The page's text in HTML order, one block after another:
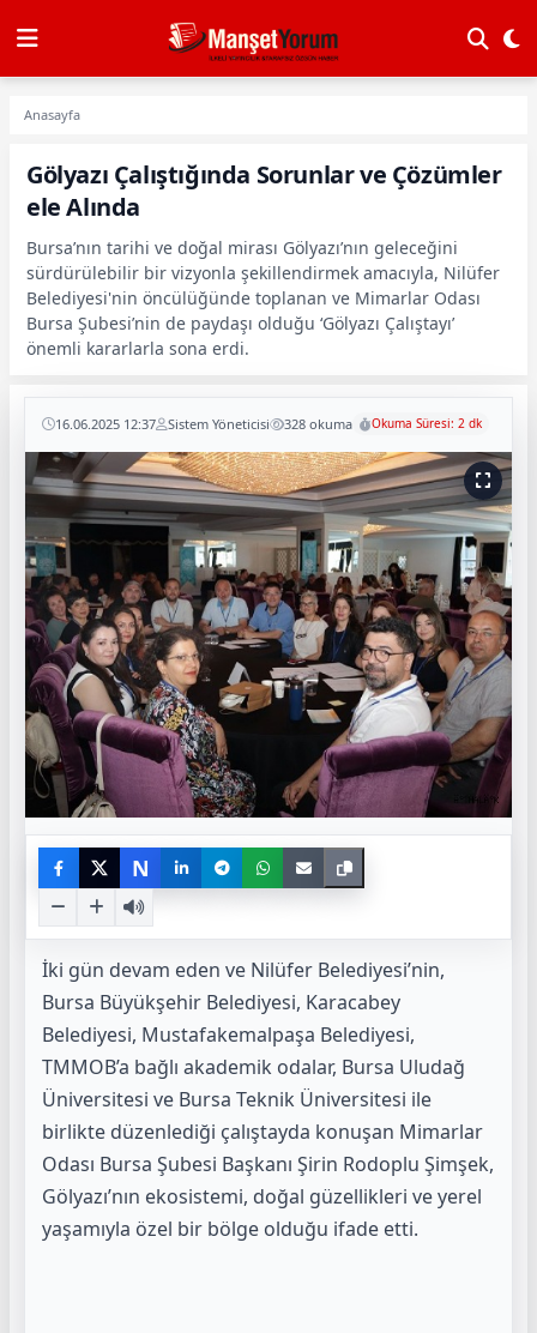
Anasayfa
Gölyazı Çalıştığında Sorunlar ve Çözümler
ele Alında
Bursa’nın tarihi ve doğal mirası Gölyazı’nın geleceğini
sürdürülebilir bir vizyonla şekillendirmek amacıyla, Nilüfer
Belediyesi'nin öncülüğünde toplanan ve Mimarlar Odası
Bursa Şubesi’nin de paydaşı olduğu ‘Gölyazı Çalıştayı’
önemli kararlarla sona erdi.
16.06.2025 12:37 Sistem Yöneticisi 328 okuma Okuma Süresi: 2 dk
N
İki gün devam eden ve Nilüfer Belediyesi’nin,
Bursa Büyükşehir Belediyesi, Karacabey
Belediyesi, Mustafakemalpaşa Belediyesi,
TMMOB’a bağlı akademik odalar, Bursa Uludağ
Üniversitesi ve Bursa Teknik Üniversitesi ile
birlikte düzenlediği çalıştayda konuşan Mimarlar
Odası Bursa Şubesi Başkanı Şirin Rodoplu Şimşek,
Gölyazı’nın ekosistemi, doğal güzellikleri ve yerel
yaşamıyla özel bir bölge olduğu ifade etti.